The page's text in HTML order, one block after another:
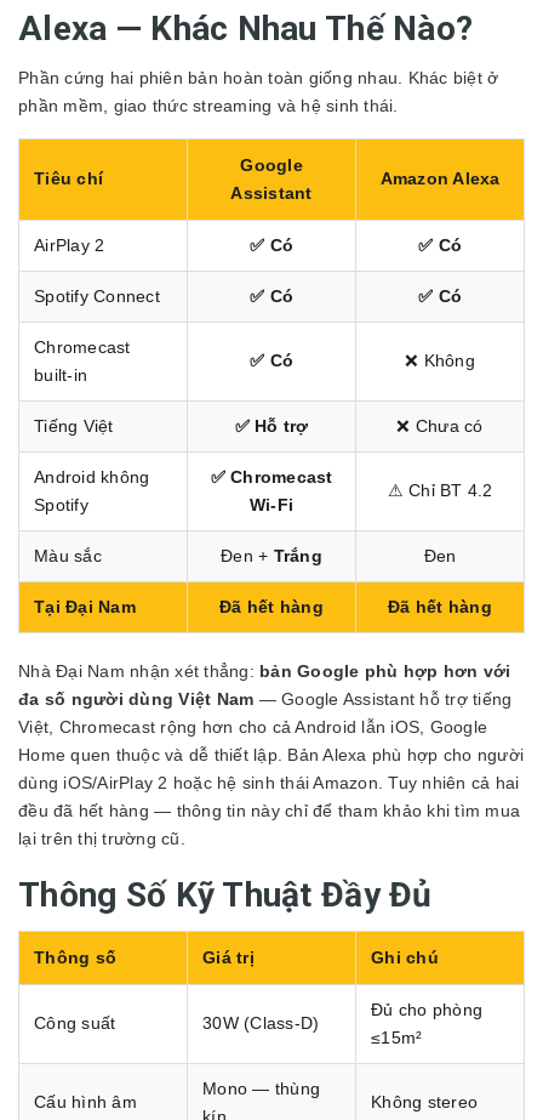
Alexa — Khác Nhau Thế Nào?
Phần cứng hai phiên bản hoàn toàn giống nhau. Khác biệt ở
phần mềm, giao thức streaming và hệ sinh thái.
Tiêu chí
Google
Assistant
Amazon Alexa
AirPlay 2 ✅ Có ✅ Có
Spotify Connect ✅ Có ✅ Có
Chromecast
built-in
✅ Có ❌ Không
Tiếng Việt ✅ Hỗ trợ ❌ Chưa có
Android không
Spotify
✅ Chromecast
Wi-Fi
⚠ Chỉ BT 4.2
Màu sắc Đen + Trắng Đen
Tại Đại Nam Đã hết hàng Đã hết hàng
Nhà Đại Nam nhận xét thẳng: bản Google phù hợp hơn với
đa số người dùng Việt Nam — Google Assistant hỗ trợ tiếng
Việt, Chromecast rộng hơn cho cả Android lẫn iOS, Google
Home quen thuộc và dễ thiết lập. Bản Alexa phù hợp cho người
dùng iOS/AirPlay 2 hoặc hệ sinh thái Amazon. Tuy nhiên cả hai
đều đã hết hàng — thông tin này chỉ để tham khảo khi tìm mua
lại trên thị trường cũ.
Thông Số Kỹ Thuật Đầy Đủ
Thông số Giá trị Ghi chú
Công suất 30W (Class-D)
Đủ cho phòng
≤15m²
Cấu hình âm
Mono — thùng
kín
Không stereo